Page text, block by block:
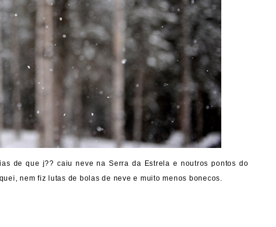
de que j?? caiu neve na Serra da Estrela e noutros pontos do
nem fiz lutas de bolas de neve e muito menos bonecos.